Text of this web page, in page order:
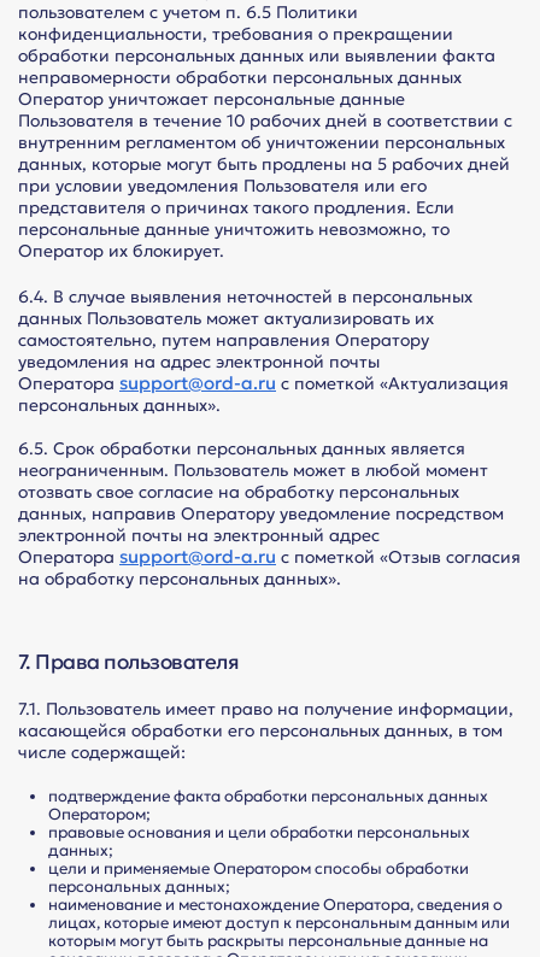
пользователем с учетом п. 6.5 Политики
конфиденциальности, требования о прекращении
обработки персональных данных или выявлении факта
неправомерности обработки персональных данных
Оператор уничтожает персональные данные
Пользователя в течение 10 рабочих дней в соответствии с
внутренним регламентом об уничтожении персональных
данных, которые могут быть продлены на 5 рабочих дней
при условии уведомления Пользователя или его
представителя о причинах такого продления. Если
персональные данные уничтожить невозможно, то
Оператор их блокирует.
6.4. В случае выявления неточностей в персональных
данных Пользователь может актуализировать их
самостоятельно, путем направления Оператору
уведомления на адрес электронной почты
Оператора support@ord-a.ru с пометкой «Актуализация
персональных данных».
6.5. Срок обработки персональных данных является
неограниченным. Пользователь может в любой момент
отозвать свое согласие на обработку персональных
данных, направив Оператору уведомление посредством
электронной почты на электронный адрес
Оператора support@ord-a.ru с пометкой «Отзыв согласия
на обработку персональных данных».
7. Права пользователя
7.1. Пользователь имеет право на получение информации,
касающейся обработки его персональных данных, в том
числе содержащей:
подтверждение факта обработки персональных данных
Оператором;
правовые основания и цели обработки персональных
данных;
цели и применяемые Оператором способы обработки
персональных данных;
наименование и местонахождение Оператора, сведения о
лицах, которые имеют доступ к персональным данным или
которым могут быть раскрыты персональные данные на